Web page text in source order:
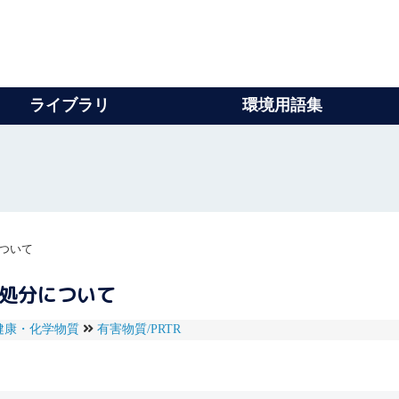
ライブラリ 環境用語集
いて
分について
康・化学物質 有害物質/PRTR